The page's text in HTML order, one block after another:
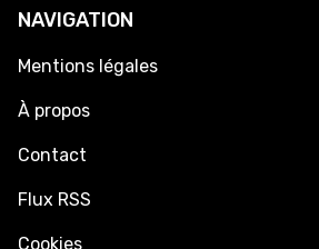
NAVIGATION
Mentions légales
À propos
Contact
Flux RSS
Cookies